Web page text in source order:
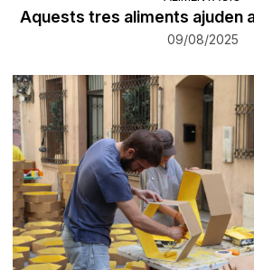
Aquests tres aliments ajuden
09/08/2025